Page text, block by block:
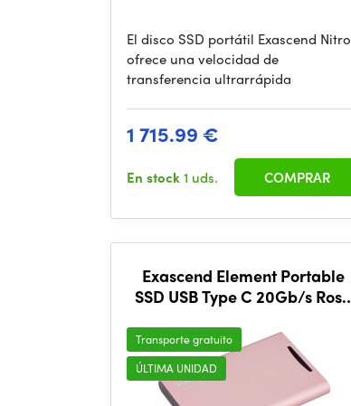
El disco SSD portátil Exascend Nitro
ofrece una velocidad de
transferencia ultrarrápida
1 715.99 €
En stock1 uds. COMPRAR
Exascend Element Portable
SSD USB Type C 20Gb/s Rose
Transporte gratuito
ÚLTIMA UNIDAD